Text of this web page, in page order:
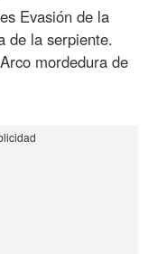
Evasión de la
de la serpiente.
mordedura de